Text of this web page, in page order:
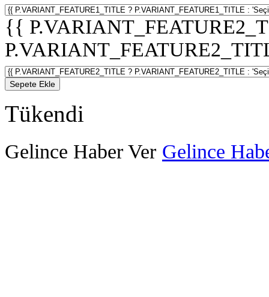
{{
Sepete Ekle
Tükendi
Gelince Haber Ver Gelince